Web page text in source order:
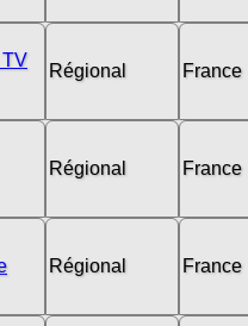
Régional France
Régional France
Régional France